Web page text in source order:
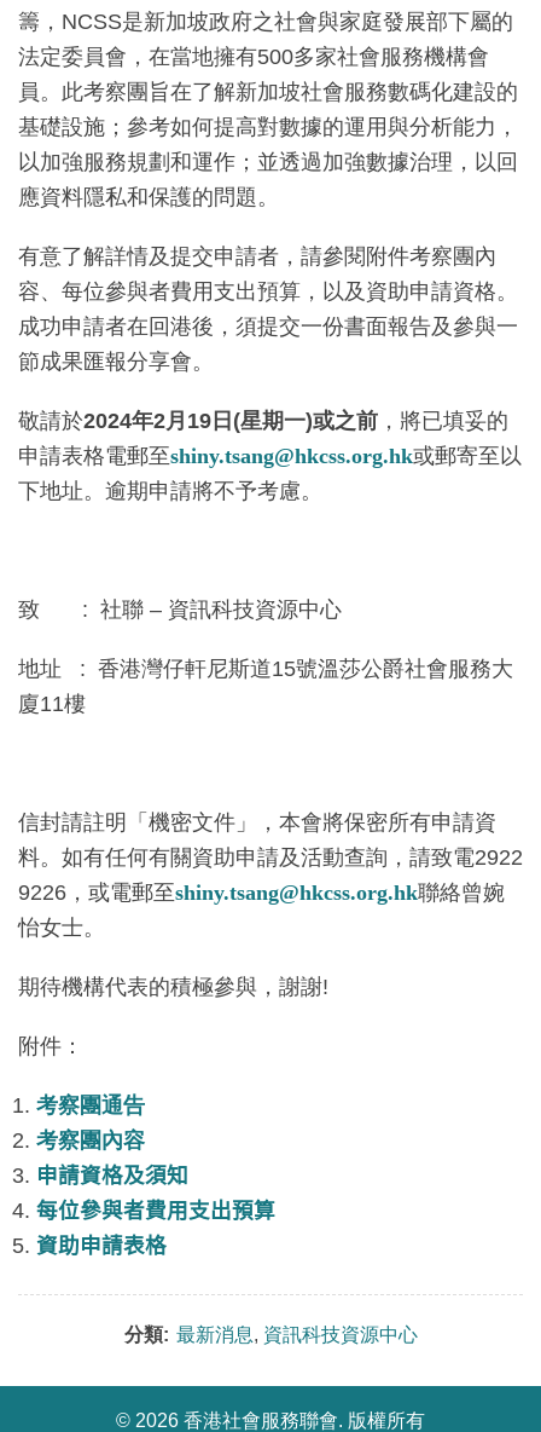
籌，NCSS是新加坡政府之社會與家庭發展部下屬的
法定委員會，在當地擁有500多家社會服務機構會
員。此考察團旨在了解新加坡社會服務數碼化建設的
基礎設施；參考如何提高對數據的運用與分析能力，
以加強服務規劃和運作；並透過加強數據治理，以回
應資料隱私和保護的問題。
有意了解詳情及提交申請者，請參閱附件考察團內
容、每位參與者費用支出預算，以及資助申請資格。
成功申請者在回港後，須提交一份書面報告及參與一
節成果匯報分享會。
敬請於2024年2月19 日(星期一)或之前 ，將已填妥的
申請表格電郵至shiny.tsang@hkcss.org.hk或郵寄至以
下地址。逾期申請將不予考慮。
致 : 社聯 – 資訊科技資源中心
地址 : 香港灣仔軒尼斯道15號溫莎公爵社會服務大
廈11樓
信封請註明「機密文件」，本會將保密所有申請資
料。如有任何有關資助申請及活動查詢，請致電2922
9226，或電郵至shiny.tsang@hkcss.org.hk聯絡曾婉
怡女士。
期待機構代表的積極參與，謝謝!
附件：
考察團通告
考察團內容
申請資格及須知
每位參與者費用支出預算
資助申請表格
分類: 最新消息, 資訊科技資源中心
© 2026 香港社會服務聯會. 版權所有